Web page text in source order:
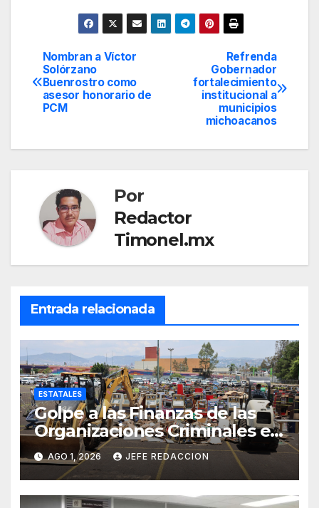
Navegación
de
Refrenda
Gobernador
fortalecimiento
institucional a
municipios
michoacanos
Nombran a Víctor
Solórzano
Buenrostro como
asesor honorario de
PCM
Por
Redactor
Timonel.mx
Entrada relacionada
ESTATALES
Golpe a las Finanzas de las
Organizaciones Criminales en
Operativos
Interinstitucionales
AGO 1, 2026 JEFE REDACCION